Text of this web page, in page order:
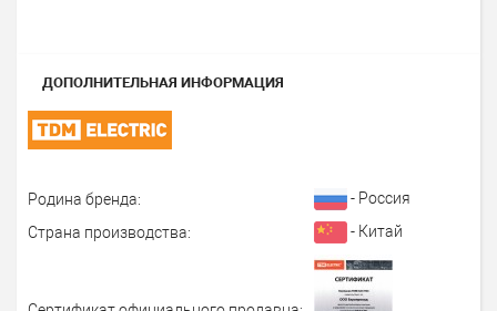
ДОПОЛНИТЕЛЬНАЯ ИНФОРМАЦИЯ
Родина бренда:
- Россия
Страна производства:
- Китай